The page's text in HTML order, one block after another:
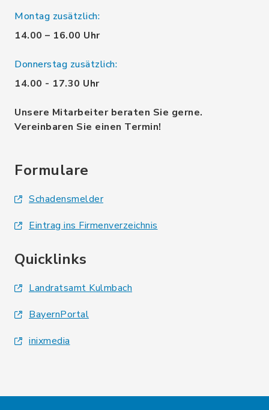
Montag zusätzlich:
14.00 – 16.00 Uhr
Donnerstag zusätzlich:
14.00 - 17.30 Uhr
Unsere Mitarbeiter beraten Sie gerne.
Vereinbaren Sie einen Termin!
Formulare
Schadensmelder
Eintrag ins Firmenverzeichnis
Quicklinks
Landratsamt Kulmbach
BayernPortal
inixmedia